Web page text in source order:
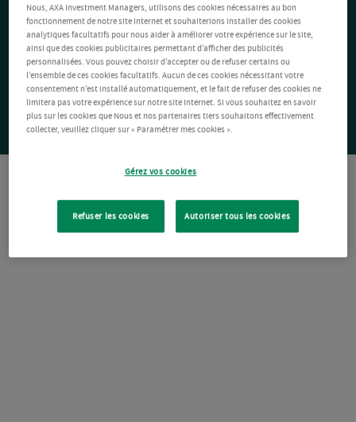
Nous, AXA Investment Managers, utilisons des cookies nécessaires au bon
fonctionnement de notre site Internet et souhaiterions installer des cookies
analytiques facultatifs pour nous aider à améliorer votre expérience sur le site,
ainsi que des cookies publicitaires permettant d’afficher des publicités
personnalisées. Vous pouvez choisir d’accepter ou de refuser certains ou
l’ensemble de ces cookies facultatifs. Aucun de ces cookies nécessitant votre
consentement n’est installé automatiquement, et le fait de refuser des cookies ne
limitera pas votre expérience sur notre site Internet. Si vous souhaitez en savoir
plus sur les cookies que Nous et nos partenaires tiers souhaitons effectivement
collecter, veuillez cliquer sur « Paramétrer mes cookies ».
Gérez vos cookies
Refuser les cookies Autoriser tous les cookies